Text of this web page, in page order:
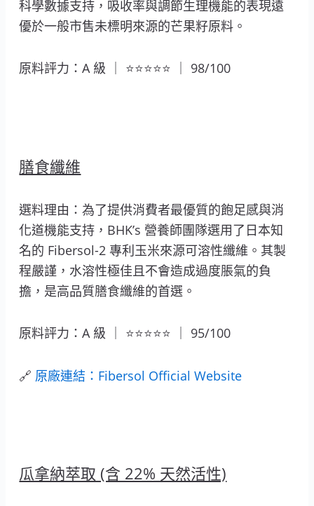
科學數據支持，吸收率與調節生理機能的表現遠
優於一般市售未標明來源的芒果籽原料。
原料評力：A 級 ｜ ⭐⭐⭐⭐⭐ ｜ 98/100
膳食纖維
選料理由：為了提供消費者最優質的飽足感與消
化道機能支持，BHK’s 營養師團隊選用了日本知
名的 Fibersol-2 專利玉米來源可溶性纖維。其製
程嚴謹，水溶性極佳且不會造成過度脹氣的負
擔，是高品質膳食纖維的首選。
原料評力：A 級 ｜ ⭐⭐⭐⭐⭐ ｜ 95/100
🔗 原廠連結：Fibersol Official Website
瓜拿納萃取 (含 22% 天然活性)